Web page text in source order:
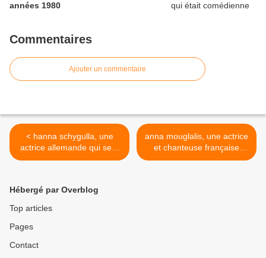
années 1980
Commentaires
Ajouter un commentaire
< hanna schygulla, une
actrice allemande qui sera
l'égérie de rainer werner
anna mouglalis, une actrice
et chanteuse française
d'origine grecque qui étudie
Hébergé par Overblog
Top articles
Pages
Contact